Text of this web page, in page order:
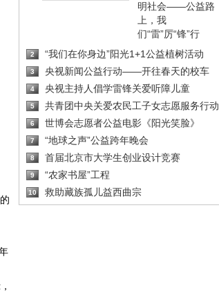
明社会——公益路
上，我
们“雷”厉“锋”行
2 “我们在你身边”阳光1+1公益植树活动
3 央视新闻公益行动——开往春天的校车
4 央视主持人倡学雷锋关爱听障儿童
5 共青团中央关爱农民工子女志愿服务行动
6 世博会志愿者公益电影《阳光笑脸》
7 “地球之声”公益跨年晚会
8 首届北京市大学生创业设计竞赛
9 “农家书屋”工程
10 救助藏族孤儿益西曲宗